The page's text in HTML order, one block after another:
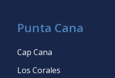
Punta Cana
Cap Cana
Los Corales